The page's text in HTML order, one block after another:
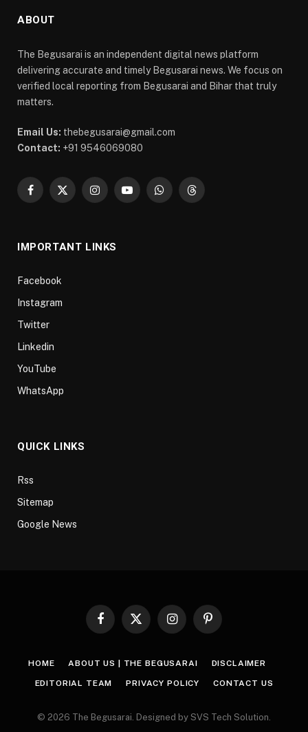
ABOUT
The Begusarai is an independent digital news platform
delivering accurate and timely Begusarai news. We focus on
verified local reporting from Begusarai and Bihar that truly
matters.
Email Us: thebegusarai@gmail.com
Contact: +91 9546069080
Facebook
X
InstagramYouTubeWhatsAppThreads
IMPORTANT LINKS
Facebook
Instagram
Twitter
Linkedin
YouTube
WhatsApp
QUICK LINKS
Rss
Sitemap
Google News
Facebook
X
InstagramPinterest
HOME ABOUT US | THE BEGUSARAI DISCLAIMER
EDITORIAL TEAM PRIVACY POLICY CONTACT US
© 2026 The Begusarai. Designed by SVS Tech Solution.